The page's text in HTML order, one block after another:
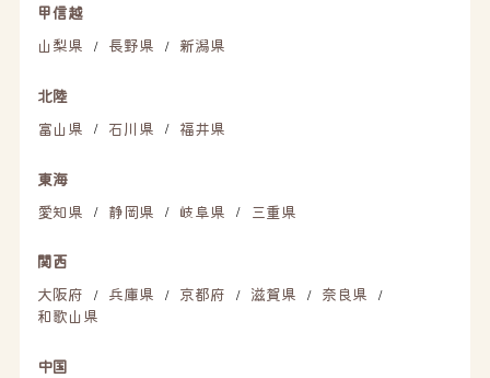
甲信越
山梨県
/ 長野県 / 新潟県
北陸
富山県
/ 石川県 / 福井県
東海
愛知県
/ 静岡県 / 岐阜県 / 三重県
関西
大阪府
/ 兵庫県 / 京都府 / 滋賀県 / 奈良県 /
和歌山県
中国